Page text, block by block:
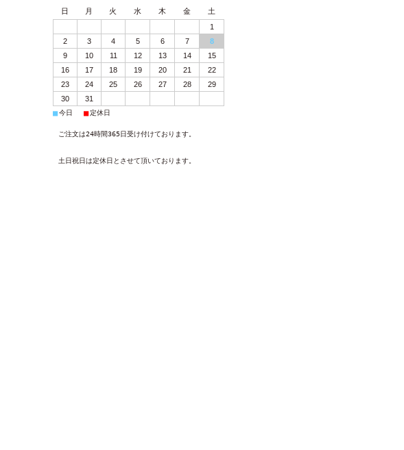
日 月 火 水 木 金
土
1
2
3 4 5 6 7
8
9
10 11 12 13 14
15
16
17 18 19 20 21
22
23
24 25 26 27 28
29
30
31
■今日 ■定休日
ご注文は24時間365日受け付けております。
土日祝日は定休日とさせて頂いております。